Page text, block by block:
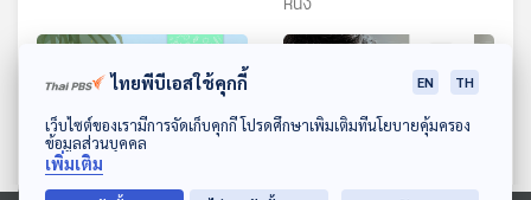
ดาวน์โหลด Thai PBS Podcast Application
ไทยพีบีเอสใช้คุกกี้ EN TH
เว็บไซต์ของเรามีการจัดเก็บคุกกี้ โปรดศึกษาเพิ่มเติมที่นโยบายคุ้มครอง
ข้อมูลส่วนบุคคล
เพิ่มเติม